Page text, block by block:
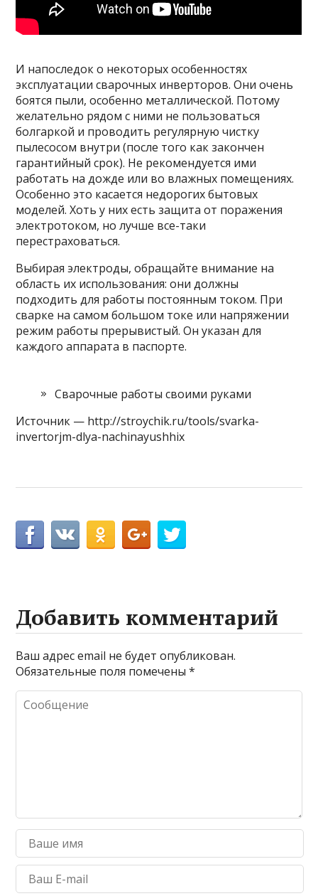
И напоследок о некоторых особенностях
эксплуатации сварочных инверторов. Они очень
боятся пыли, особенно металлической. Потому
желательно рядом с ними не пользоваться
болгаркой и проводить регулярную чистку
пылесосом внутри (после того как закончен
гарантийный срок). Не рекомендуется ими
работать на дожде или во влажных помещениях.
Особенно это касается недорогих бытовых
моделей. Хоть у них есть защита от поражения
электротоком, но лучше все-таки
перестраховаться.
Выбирая электроды, обращайте внимание на
область их использования: они должны
подходить для работы постоянным током. При
сварке на самом большом токе или напряжении
режим работы прерывистый. Он указан для
каждого аппарата в паспорте.
Сварочные работы своими руками
Источник — http://stroychik.ru/tools/svarka-
invertorjm-dlya-nachinayushhix
Добавить комментарий
Ваш адрес email не будет опубликован.
Обязательные поля помечены*